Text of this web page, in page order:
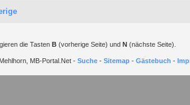
die Tasten B (vorherige Seite) und N (nächste Seite).
MB-Portal.Net - Suche - Sitemap - Gästebuch -